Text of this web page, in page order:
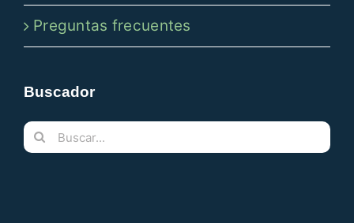
Preguntas frecuentes
Buscador
Buscar: